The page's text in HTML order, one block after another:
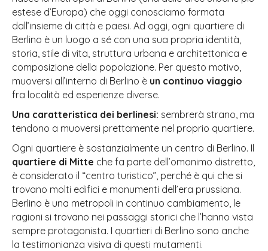
estese d’Europa) che oggi conosciamo formata
dall’insieme di città e paesi. Ad oggi, ogni quartiere di
Berlino è un luogo a sé con una sua propria identità,
storia, stile di vita, struttura urbana e architettonica e
composizione della popolazione. Per questo motivo,
muoversi all’interno di Berlino è un continuo viaggio
fra località ed esperienze diverse.
Una caratteristica dei berlinesi: sembrerà strano, ma
tendono a muoversi prettamente nel proprio quartiere.
Ogni quartiere è sostanzialmente un centro di Berlino. Il
quartiere di Mitte che fa parte dell’omonimo distretto,
è considerato il “centro turistico”, perché è qui che si
trovano molti edifici e monumenti dell’era prussiana.
Berlino è una metropoli in continuo cambiamento, le
ragioni si trovano nei passaggi storici che l’hanno vista
sempre protagonista. I quartieri di Berlino sono anche
la testimonianza visiva di questi mutamenti.